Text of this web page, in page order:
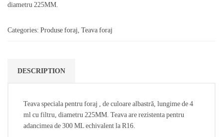
diametru 225MM.
Categories: Produse foraj, Teava foraj
DESCRIPTION
Teava speciala pentru foraj , de culoare albastră, lungime de 4
ml cu filtru, diametru 225MM. Teava are rezistenta pentru
adancimea de 300 ML echivalent la R16.